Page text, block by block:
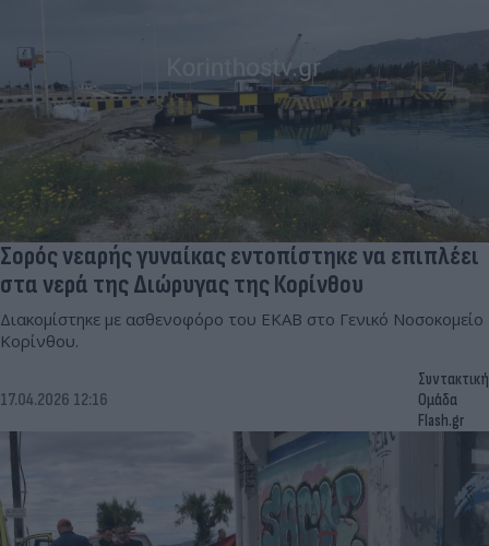
Σορός νεαρής γυναίκας εντοπίστηκε να επιπλέει
στα νερά της Διώρυγας της Κορίνθου
Διακομίστηκε με ασθενοφόρο του ΕΚΑΒ στο Γενικό Νοσοκομείο
Κορίνθου.
17.04.2026 12:16
Συντακτική
Ομάδα
Flash.gr